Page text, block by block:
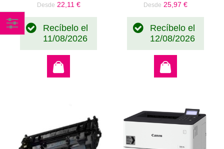
Desde 22,11 €
Recíbelo el
11/08/2026
Desde 25,97 €
Recíbelo el
12/08/2026
Comprar